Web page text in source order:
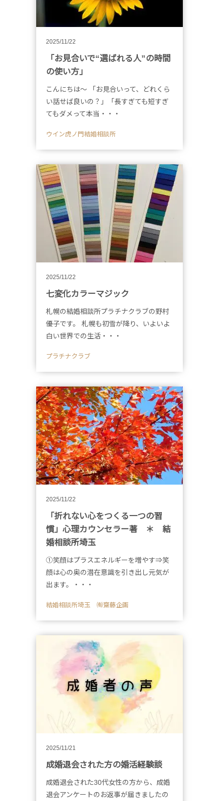
2025/11/22
「お見合いで“選ばれる人”の時間
の使い方」
こんにちは～ 「お見合いって、どれくら
い話せば良いの？」「長すぎても短すぎ
てもダメって本当・・・
ウイン虎ノ門結婚相談所
2025/11/22
七変化カラーマジック
札幌の結婚相談所プラチナクラブの野村
優子です。 札幌も初雪が降り、いよいよ
白い世界での生活・・・
プラチナクラブ
2025/11/22
「折れない心をつくる一つの習
慣」心理カウンセラー著 ＊ 結
婚相談所埼玉
①笑顔はプラスエネルギーを増やす⇒笑
顔は心の奥の潜在意識を引き出し元気が
出ます。・・・
結婚相談所埼玉 ㈲齋藤企画
2025/11/21
成婚退会された方の婚活経験談
成婚退会された30代女性の方から、成婚
退会アンケートのお返事が届きましたの